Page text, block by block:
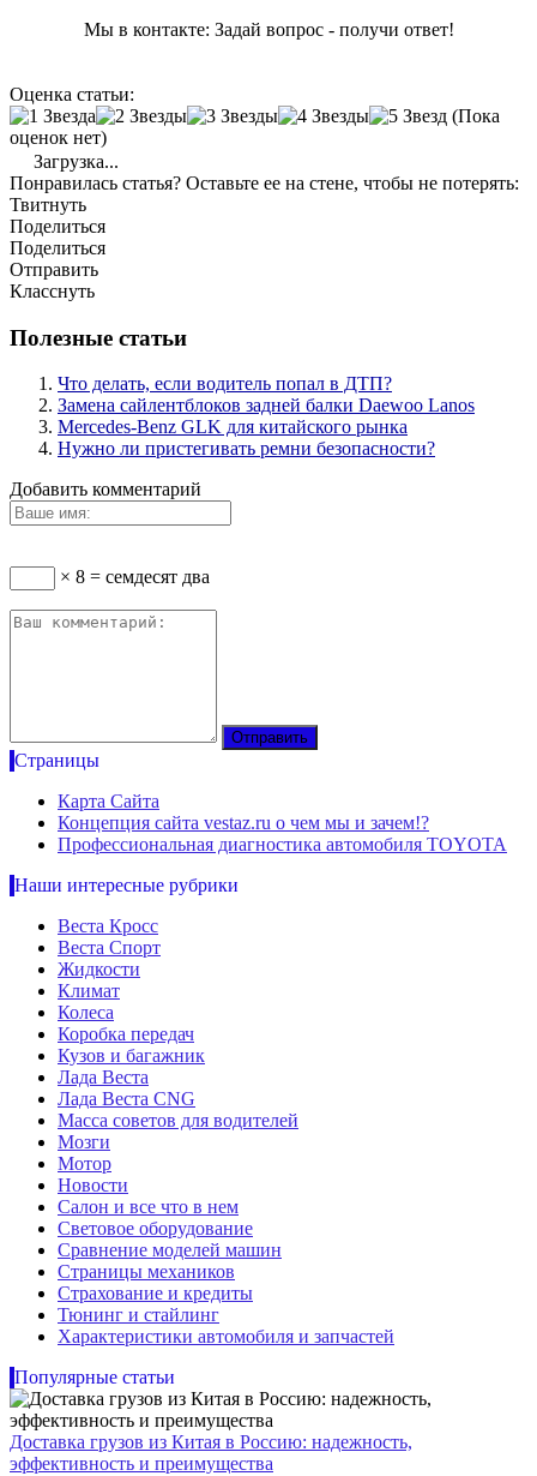
Мы в контакте: Задай вопрос - получи ответ!
Оценка статьи:
(Пока
оценок нет)
Загрузка...
Понравилась статья? Оставьте ее на стене, чтобы не потерять:
Твитнуть
Поделиться
Поделиться
Отправить
Класснуть
Полезные статьи
Что делать, если водитель попал в ДТП?
Замена сайлентблоков задней балки Daewoo Lanos
Mercedes-Benz GLK для китайского рынка
Нужно ли пристегивать ремни безопасности?
Добавить комментарий
× 8 = семдесят два
Страницы
Карта Сайта
Концепция сайта vestaz.ru о чем мы и зачем!?
Профессиональная диагностика автомобиля TOYOTA
Наши интересные рубрики
Веста Кросс
Веста Спорт
Жидкости
Климат
Колеса
Коробка передач
Кузов и багажник
Лада Веста
Лада Веста CNG
Масса советов для водителей
Мозги
Мотор
Новости
Салон и все что в нем
Световое оборудование
Сравнение моделей машин
Страницы механиков
Страхование и кредиты
Тюнинг и стайлинг
Характеристики автомобиля и запчастей
Популярные статьи
Доставка грузов из Китая в Россию: надежность,
эффективность и преимущества